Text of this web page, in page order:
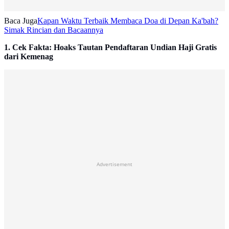
Baca JugaKapan Waktu Terbaik Membaca Doa di Depan Ka'bah?
Simak Rincian dan Bacaannya
1. Cek Fakta: Hoaks Tautan Pendaftaran Undian Haji Gratis
dari Kemenag
Advertisement